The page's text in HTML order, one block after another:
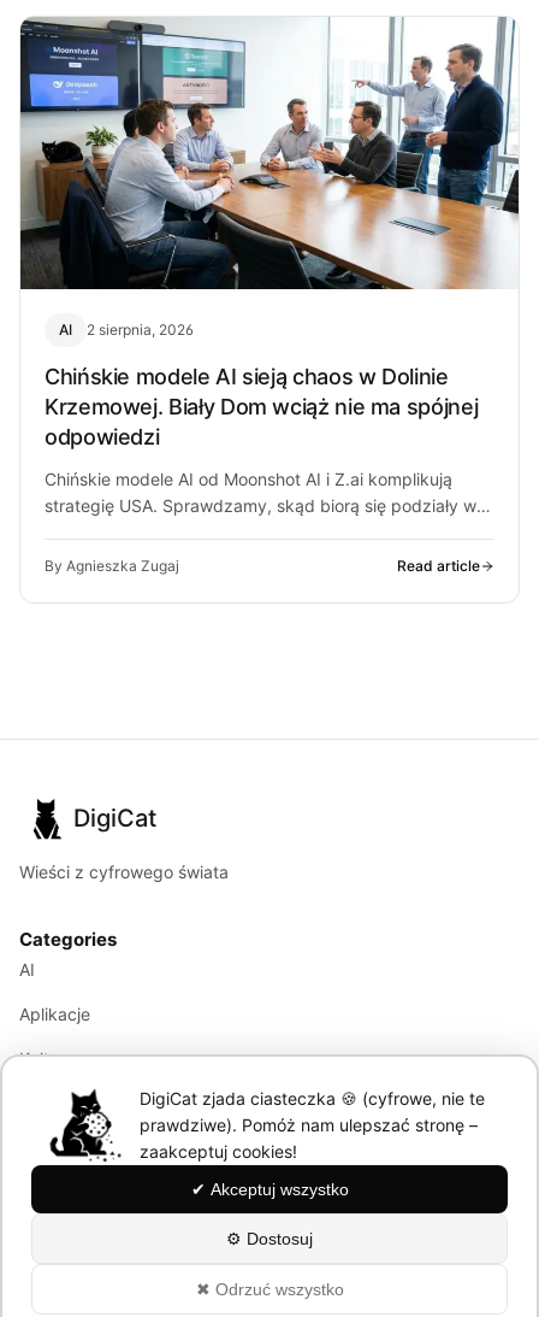
AI 2 sierpnia, 2026
Chińskie modele AI sieją chaos w Dolinie
Krzemowej. Biały Dom wciąż nie ma spójnej
odpowiedzi
Chińskie modele AI od Moonshot AI i Z.ai komplikują
strategię USA. Sprawdzamy, skąd biorą się podziały w
By Agnieszka Zugaj Read article
DigiCat
Wieści z cyfrowego świata
Categories
AI
Aplikacje
Kultura
Marketing
Modele językowe
About
Polityka Prywatności
DigiCat zjada ciasteczka 🍪 (cyfrowe, nie te
prawdziwe). Pomóż nam ulepszać stronę –
zaakceptuj cookies!
✔ Akceptuj wszystko
⚙ Dostosuj
✖ Odrzuć wszystko